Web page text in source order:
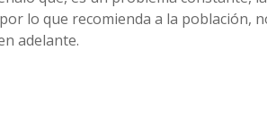
lo que recomienda a la población,
adelante.